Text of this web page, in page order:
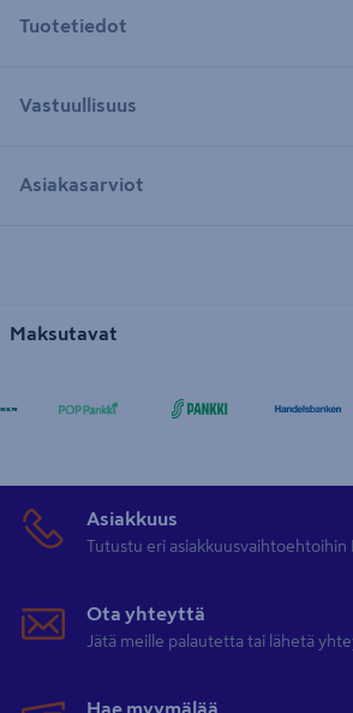
Tuotetiedot
Vastuullisuus
Asiakasarviot
Maksutavat
Asiakkuus
Tutustu eri asiakkuusvaihtoehtoihin
Ota yhteyttä
Jätä meille palautetta tai lähetä
Hae myymälää